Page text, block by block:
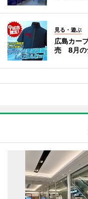
見る・遊ぶ
広島カー
売 8月の